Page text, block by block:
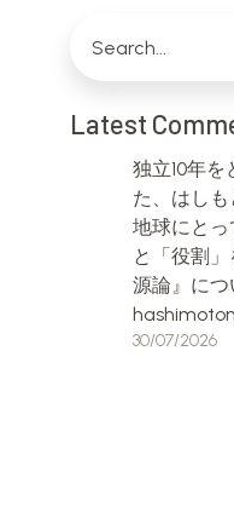
Latest
独立10年
た、はしも
地球にとっ
と「役割
源論』につ
30/07/2026